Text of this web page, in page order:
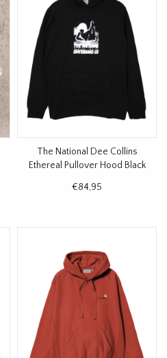
The National Dee Collins
Ethereal Pullover Hood Black
€84,95